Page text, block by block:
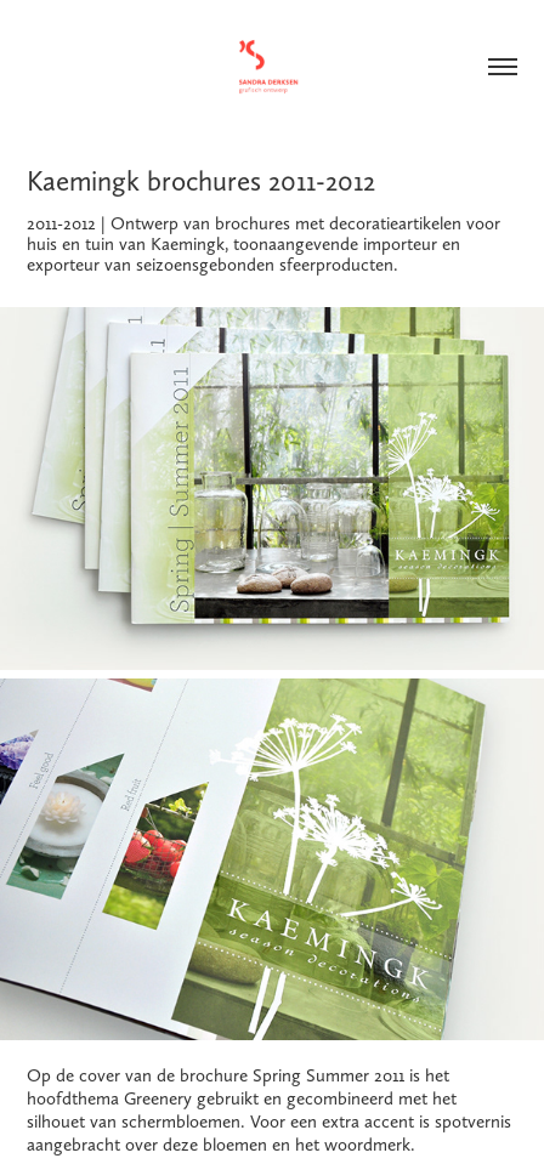
Kaemingk brochures 2011-2012
2011-2012 | Ontwerp van brochures met decoratieartikelen voor
huis en tuin van Kaemingk, toonaangevende importeur en
exporteur van seizoensgebonden sfeerproducten.
Op de cover van de brochure Spring Summer 2011 is het
hoofdthema Greenery gebruikt en gecombineerd met het
silhouet van schermbloemen. Voor een extra accent is spotvernis
aangebracht over deze bloemen en het woordmerk.